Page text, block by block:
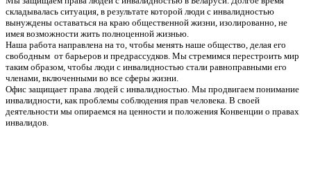
складывалась ситуация, в результате которой люди с инвалидностью
вынуждены оставаться на краю общественной жизни, изолированно, не
имея возможности жить полноценной жизнью.
Наша работа направлена на то, чтобы менять наше общество, делая его
свободным от барьеров и предрассудков. Мы стремимся перестроить мир
таким образом, чтобы люди с инвалидностью стали равноправными его
членами, включенными во все сферы жизни.
Офис защищает права людей с инвалидностью. Мы продвигаем понимание
инвалидности, как проблемы соблюдения прав человека. В своей
деятельности мы опираемся на ценности и положения Конвенции о правах
инвалидов.